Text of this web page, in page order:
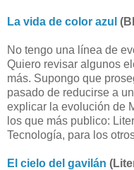
La vida de color azul
No tengo una línea de
Quiero revisar algunos
más. Supongo que
pasado de reducirse a
explicar la evolución de
los que más publico:
Tecnología, para los
El cielo del gavilán